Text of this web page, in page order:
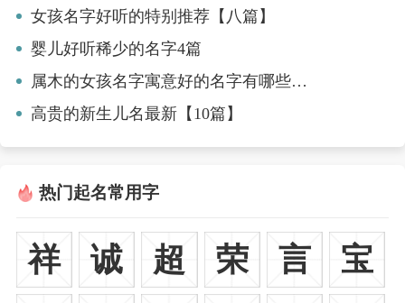
女孩名字好听的特别推荐【八篇】
婴儿好听稀少的名字4篇
属木的女孩名字寓意好的名字有哪些特别推荐【六篇】
高贵的新生儿名最新【10篇】
热门起名常用字
祥 诚 超 荣 言
宝